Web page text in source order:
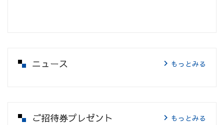
ニュース もっとみる
ご招待券プレゼント もっとみる